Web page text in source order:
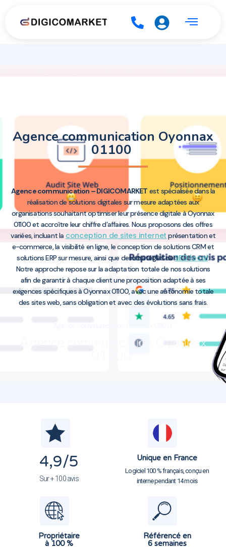
Agence communication Oyonnax
01100
Agence communication – DIGICOMARKET est spécialisée dans la
réalisation de solutions digitales sur mesure adaptées aux
organisations souhaitant optimiser leur présence digitale à Oyonnax
01100 et accroître leur chiffre d’affaires. Nous proposons des offres
variées, incluant la conception de sites internet présentation et
e-commerce, la visibilité en ligne, le conception de solutions CRM et
solutions ERP sur mesure, ainsi que des stratégies deSEO local.
Notre approche repose sur la adaptation totale de nos solutions
afin de garantir à chaque client une proposition adaptée à ses
exigences spécifiques à Oyonnax 01100, avec une autonomie totale
des sites web, sans obligation et avec des évolutions sans frais.
Agence communication Oyonnax
4,9/5
Sur + 100 avis
Unique en France
Logiciel 100 % français, conçu en
interne pendant 14 mois
Propriétaire
à 100 %
Référencé en
6 semaines